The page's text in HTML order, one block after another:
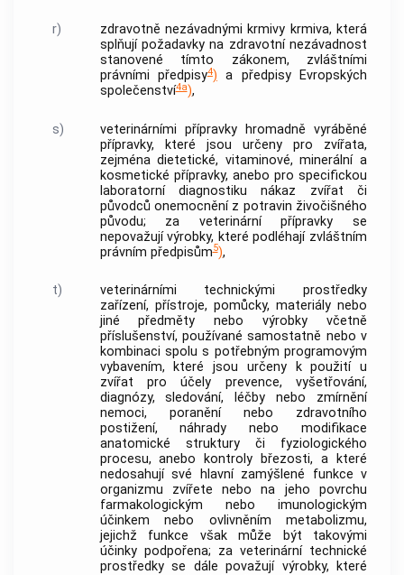
r)
zdravotně nezávadnými krmivy krmiva, která
splňují požadavky na zdravotní nezávadnost
stanovené tímto zákonem, zvláštními
právními předpisy4) a předpisy Evropských
společenství4a),
s)
veterinárními přípravky hromadně vyráběné
přípravky, které jsou určeny pro zvířata,
zejména dietetické, vitaminové, minerální a
kosmetické přípravky, anebo pro specifickou
laboratorní diagnostiku nákaz zvířat či
původců onemocnění z potravin živočišného
původu; za veterinární přípravky se
nepovažují výrobky, které podléhají zvláštním
právním předpisům5),
t)
veterinárními technickými prostředky
zařízení, přístroje, pomůcky, materiály nebo
jiné předměty nebo výrobky včetně
příslušenství, používané samostatně nebo v
kombinaci spolu s potřebným programovým
vybavením, které jsou určeny k použití u
zvířat pro účely prevence, vyšetřování,
diagnózy, sledování, léčby nebo zmírnění
nemoci, poranění nebo zdravotního
postižení, náhrady nebo modifikace
anatomické struktury či fyziologického
procesu, anebo kontroly březosti, a které
nedosahují své hlavní zamýšlené funkce v
organizmu zvířete nebo na jeho povrchu
farmakologickým nebo imunologickým
účinkem nebo ovlivněním metabolizmu,
jejichž funkce však může být takovými
účinky podpořena; za veterinární technické
prostředky se dále považují výrobky, které